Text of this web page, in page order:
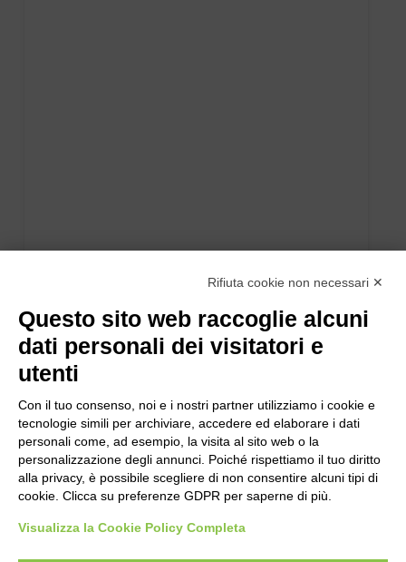
Rifiuta cookie non necessari ✕
Questo sito web raccoglie alcuni
dati personali dei visitatori e
utenti
Con il tuo consenso, noi e i nostri partner utilizziamo i cookie e
tecnologie simili per archiviare, accedere ed elaborare i dati
personali come, ad esempio, la visita al sito web o la
personalizzazione degli annunci. Poiché rispettiamo il tuo diritto
alla privacy, è possibile scegliere di non consentire alcuni tipi di
cookie. Clicca su preferenze GDPR per saperne di più.
Visualizza la Cookie Policy Completa